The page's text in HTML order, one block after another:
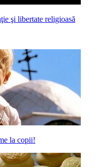
şi libertate religioasă
la copii!